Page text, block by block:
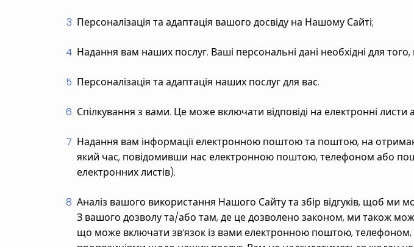
Персоналізація та адаптація вашого досвіду на Нашому Сайті;
Надання вам наших послуг. Ваші персональні дані необхідні для
Персоналізація та адаптація наших послуг для вас.
Спілкування з вами. Це може включати відповіді на електронні листи
Надання вам інформації електронною поштою та поштою, на
який час, повідомивши нас електронною поштою, телефоном або
електронних листів).
Аналіз вашого використання Нашого Сайту та збір відгуків, щоб ми
З вашого дозволу та/або там, де це дозволено законом, ми також
що може включати зв’язок із вами електронною поштою,